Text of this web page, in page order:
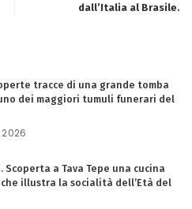
dall’Italia al Brasile.
coperte tracce di una grande tomba
dei maggiori tumuli funerari del
Scoperta a Tava Tepe una cucina
illustra la socialità dell’Età del